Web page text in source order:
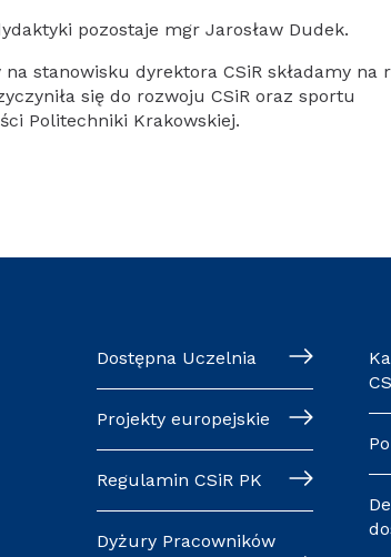
pozostaje mgr Jarosław Dudek.
stanowisku dyrektora CSiR składamy na
się do rozwoju CSiR oraz sportu
Politechniki Krakowskiej.
Dostępna Uczelnia
Projekty europejskie
Regulamin CSiR PK
Dyżury Pracowników